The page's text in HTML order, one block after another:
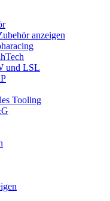
anzeigen
und LSL
Tooling